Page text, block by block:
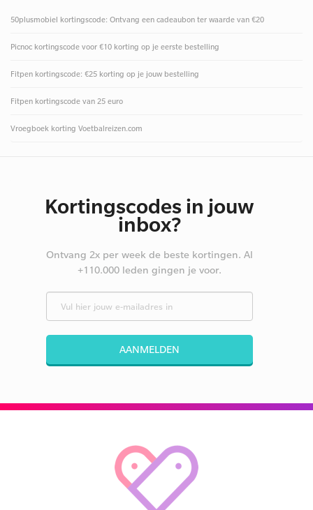
50plusmobiel kortingscode: Ontvang een cadeaubon ter waarde van €20
Picnoc kortingscode voor €10 korting op je eerste bestelling
Fitpen kortingscode: €25 korting op je jouw bestelling
Fitpen kortingscode van 25 euro
Vroegboek korting Voetbalreizen.com
Kortingscodes in jouw
inbox?
Ontvang 2x per week de beste kortingen. Al
+110.000 leden gingen je voor.
AANMELDEN